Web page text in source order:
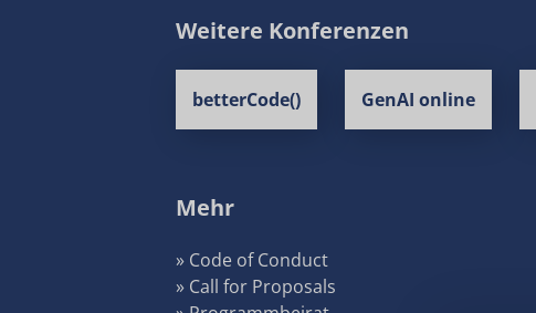
Weitere Konferenzen
betterCode() GenAI online
Mehr
» Code of Conduct
» Call for Proposals